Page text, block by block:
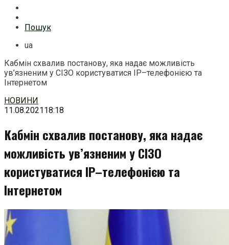
Пошук
ua
Кабмін схвалив постанову, яка надає можливість
ув’язненим у СІЗО користуватися ІP–телефонією та
Інтернетом
Перейти
до
НОВИНИ
11.08.202118:18
Кабмін схвалив постанову, яка надає
можливість ув’язненим у СІЗО
користуватися ІP–телефонією та
Інтернетом